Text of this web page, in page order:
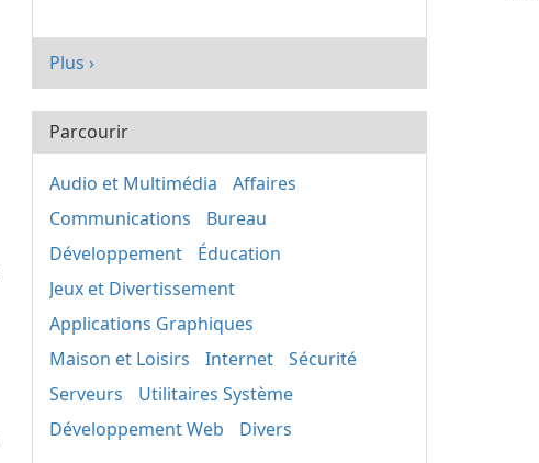
Plus ›
Parcourir
Audio et Multimédia
Affaires
Communications
Bureau
Développement
Éducation
Jeux et Divertissement
Applications Graphiques
Maison et Loisirs
Internet
Sécurité
Serveurs
Utilitaires Système
Développement Web
Divers